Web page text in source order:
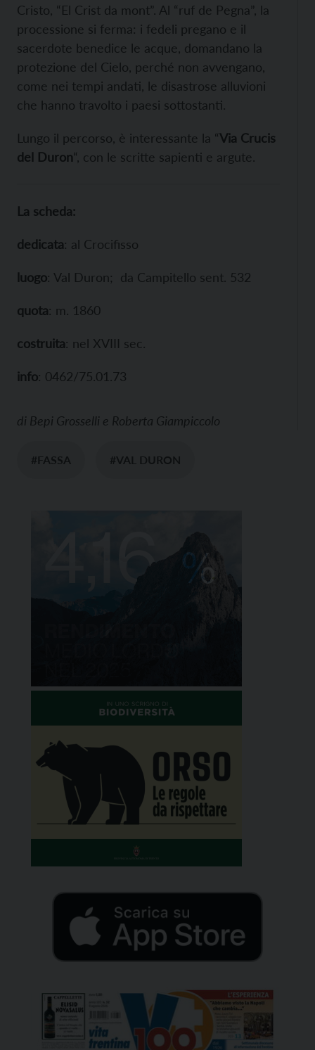
Cristo, “El Crist da mont”. Al “ruf de Pegna”, la
processione si ferma: i fedeli pregano e il
sacerdote benedice le acque, domandano la
protezione del Cielo, perché non avvengano,
come nei tempi andati, le disastrose alluvioni
che hanno travolto i paesi sottostanti.
Lungo il percorso, è interessante la “Via Crucis
del Duron“, con le scritte sapienti e argute.
La scheda:
dedicata: al Crocifisso
luogo: Val Duron; da Campitello sent. 532
quota: m. 1860
costruita: nel XVIII sec.
info: 0462/75.01.73
di Bepi Grosselli e Roberta Giampiccolo
#FASSA #VAL DURON